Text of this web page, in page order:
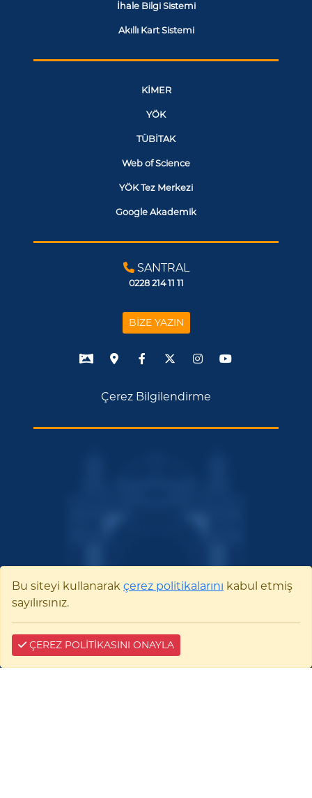
İhale Bilgi Sistemi
Akıllı Kart Sistemi
KİMER
YÖK
TÜBİTAK
Web of Science
YÖK Tez Merkezi
Google Akademik
SANTRAL
0228 214 11 11
BİZE YAZIN
Çerez Bilgilendirme
Bu siteyi kullanarak çerez politikalarını kabul etmiş
sayılırsınız.
ÇEREZ POLİTİKASINI ONAYLA